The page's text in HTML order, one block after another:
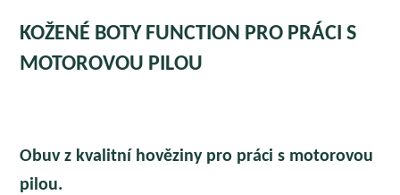
KOŽENÉ BOTY FUNCTION PRO PRÁCI S
MOTOROVOU PILOU
Obuv z kvalitní hověziny pro práci s motorovou
pilou.